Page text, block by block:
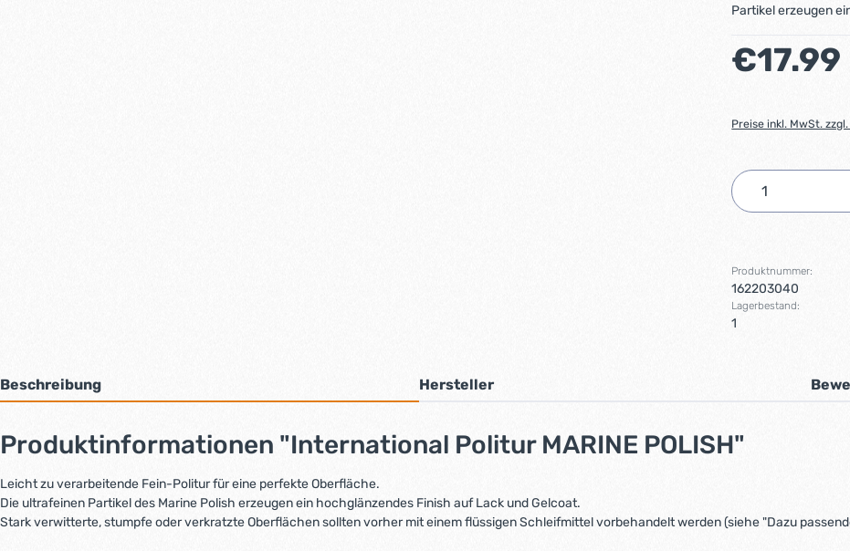
Partikel erzeugen
Regulärer Preis:
€17.99
Preise inkl. MwSt.
Produkt
Produktnummer:
162203040
Lagerbestand:
1
Beschreibung Hersteller
Produktinformationen "International Politur MARINE POLISH"
Leicht zu verarbeitende Fein-Politur für eine perfekte Oberfläche.
Die ultrafeinen Partikel des Marine Polish erzeugen ein hochglänzendes Finish auf Lack und Gelcoat.
Stark verwitterte, stumpfe oder verkratzte Oberflächen sollten vorher mit einem flüssigen Schleifmittel vorbehandelt werden (siehe "Dazu